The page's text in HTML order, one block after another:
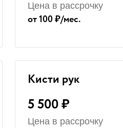
Цена в рассрочку
от 100 ₽/мес.
Кисти рук
5 500 ₽
Цена в рассрочку